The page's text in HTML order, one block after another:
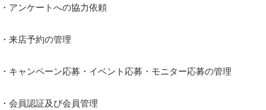
・アンケートへの協力依頼
・来店予約の管理
・キャンペーン応募・イベント応募・モニター応募の管理
・会員認証及び会員管理